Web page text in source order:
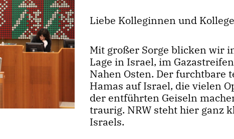
Liebe Kolleginnen und
Mit großer Sorge blicken wir
Lage in Israel, im
Nahen Osten. Der
Hamas auf Israel, die vielen
der entführten Geiseln
traurig. NRW steht hier ganz
Israels.